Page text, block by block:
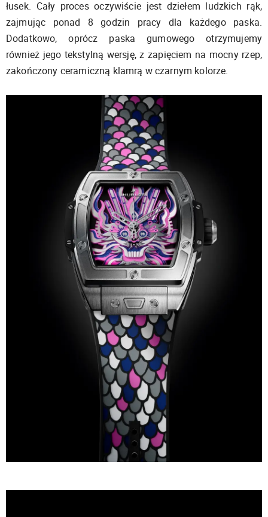
łusek. Cały proces oczywiście jest dziełem ludzkich rąk,
zajmując ponad 8 godzin pracy dla każdego paska.
Dodatkowo, oprócz paska gumowego otrzymujemy
również jego tekstylną wersję, z zapięciem na mocny rzep,
zakończony ceramiczną klamrą w czarnym kolorze.